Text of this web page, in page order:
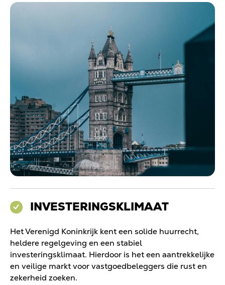
INVESTERINGSKLIMAAT
Het Verenigd Koninkrijk kent een solide huurrecht,
heldere regelgeving en een stabiel
investeringsklimaat. Hierdoor is het een aantrekkelijke
en veilige markt voor vastgoedbeleggers die rust en
zekerheid zoeken.